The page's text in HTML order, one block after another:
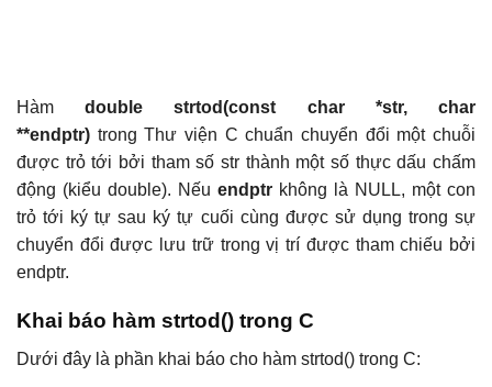
Hàm double strtod(const char *str, char
**endptr) trong Thư viện C chuẩn chuyển đổi một chuỗi
được trỏ tới bởi tham số str thành một số thực dấu chấm
động (kiểu double). Nếu endptr không là NULL, một con
trỏ tới ký tự sau ký tự cuối cùng được sử dụng trong sự
chuyển đổi được lưu trữ trong vị trí được tham chiếu bởi
endptr.
Khai báo hàm strtod() trong C
Dưới đây là phần khai báo cho hàm strtod() trong C: